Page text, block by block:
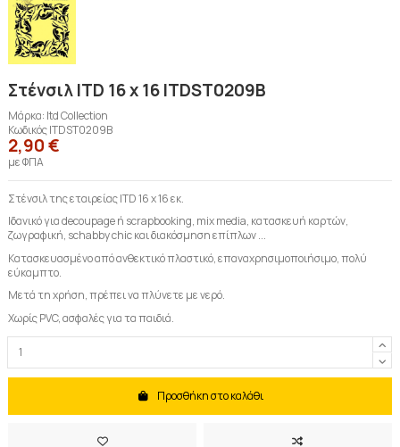
Στένσιλ ITD 16 x 16 ITDST0209B
Μάρκα: Itd Collection
ΚωδικόςITDST0209B
2,90 €
με ΦΠΑ
Στένσιλ της εταιρείας ITD 16 x 16 εκ.
Ιδανικό για decoupage ή scrapbooking, mix media, κατασκευή καρτών,
ζωγραφική, schabby chic και διακόσμηση επίπλων ...
Κατασκευασμένο από ανθεκτικό πλαστικό, επαναχρησιμοποιήσιμο, πολύ
εύκαμπτο.
Μετά τη χρήση, πρέπει να πλύνετε με νερό.
Χωρίς PVC, ασφαλές για τα παιδιά.
Προσθήκη στο καλάθι